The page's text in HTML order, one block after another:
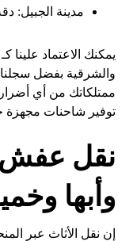
مدينة الجبيل:
يمكنك الاعتماد علينا كـ
والشرقية بفضل
ممتلكاتك من أي
توفير شاحنات مجهزة
نقل عفش
وأبها
إن نقل الأثاث عبر